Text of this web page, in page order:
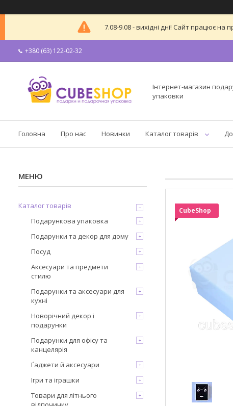
7.08-9.08 - вихідні дні! Сайт працює
+380 (63) 122-02-32
Інтернет-магазин
упаковки
Головна Про нас Новинки Каталог товарів
CubeShop
Каталог товарів
Подарункова упаковка
Подарунки та декор для дому
Посуд
Аксесуари та предмети
стилю
Подарунки та аксесуари для
кухні
Новорічний декор і
подарунки
Подарунки для офісу та
канцелярія
Ґаджети й аксесуари
Ігри та іграшки
Товари для літнього